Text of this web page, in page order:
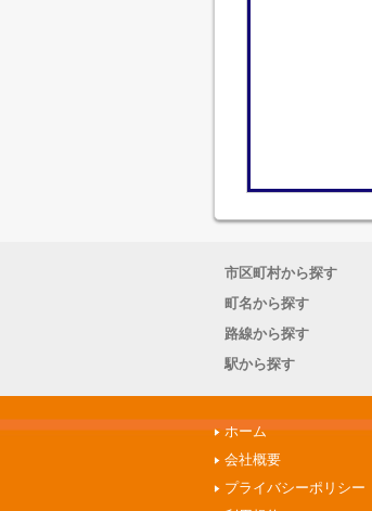
市区町村から探す
町名から探す
路線から探す
駅から探す
ホーム
会社概要
プライバシーポリシー